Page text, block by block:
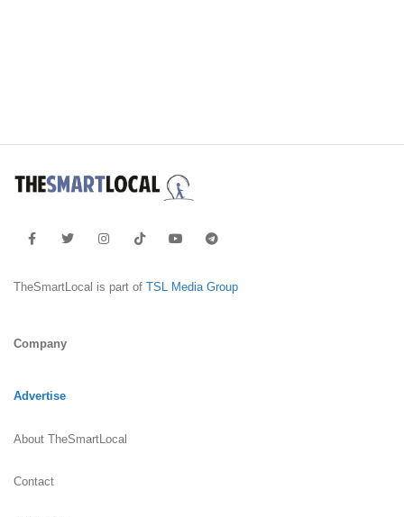
TheSmartLocal is part of TSL Media Group
Company
Advertise
About TheSmartLocal
Contact